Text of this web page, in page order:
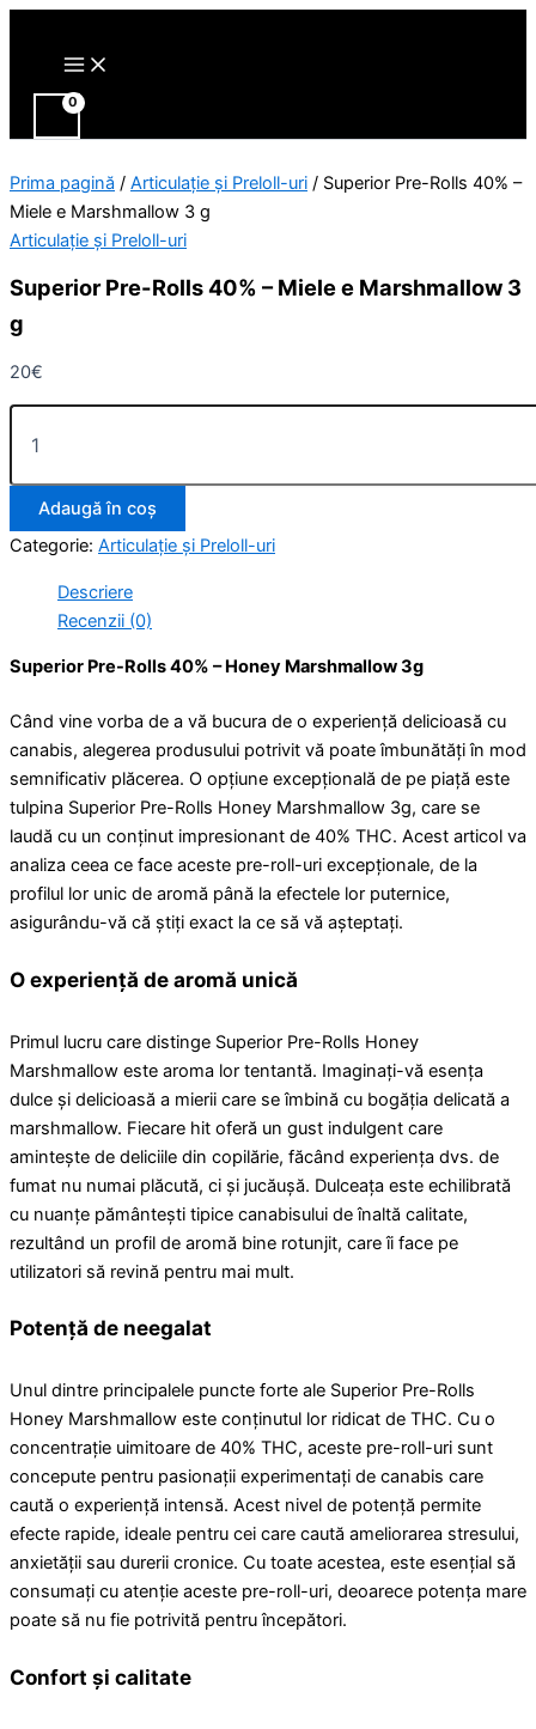
Skip
content
Main
Prima pagină / Articulație și Preloll-uri / Superior Pre-Rolls 40% –
Miele e Marshmallow 3 g
Articulație și Preloll-uri
Superior Pre-Rolls 40% – Miele e Marshmallow 3
g
20€
Cantitate
e
Marshmallow
g
Adaugă în coș
Categorie: Articulație și Preloll-uri
Descriere
Recenzii (0)
Superior Pre-Rolls 40% – Honey Marshmallow 3g
Când vine vorba de a vă bucura de o experiență delicioasă cu
canabis, alegerea produsului potrivit vă poate îmbunătăți în mod
semnificativ plăcerea. O opțiune excepțională de pe piață este
tulpina Superior Pre-Rolls Honey Marshmallow 3g, care se
laudă cu un conținut impresionant de 40% THC. Acest articol va
analiza ceea ce face aceste pre-roll-uri excepționale, de la
profilul lor unic de aromă până la efectele lor puternice,
asigurându-vă că știți exact la ce să vă așteptați.
O experiență de aromă unică
Primul lucru care distinge Superior Pre-Rolls Honey
Marshmallow este aroma lor tentantă. Imaginați-vă esența
dulce și delicioasă a mierii care se îmbină cu bogăția delicată a
marshmallow. Fiecare hit oferă un gust indulgent care
amintește de deliciile din copilărie, făcând experiența dvs. de
fumat nu numai plăcută, ci și jucăușă. Dulceața este echilibrată
cu nuanțe pământești tipice canabisului de înaltă calitate,
rezultând un profil de aromă bine rotunjit, care îi face pe
utilizatori să revină pentru mai mult.
Potență de neegalat
Unul dintre principalele puncte forte ale Superior Pre-Rolls
Honey Marshmallow este conținutul lor ridicat de THC. Cu o
concentrație uimitoare de 40% THC, aceste pre-roll-uri sunt
concepute pentru pasionații experimentați de canabis care
caută o experiență intensă. Acest nivel de potență permite
efecte rapide, ideale pentru cei care caută ameliorarea stresului,
anxietății sau durerii cronice. Cu toate acestea, este esențial să
consumați cu atenție aceste pre-roll-uri, deoarece potența mare
poate să nu fie potrivită pentru începători.
Confort și calitate